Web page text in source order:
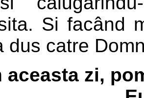
Si facând
dus catre
aceasta zi,